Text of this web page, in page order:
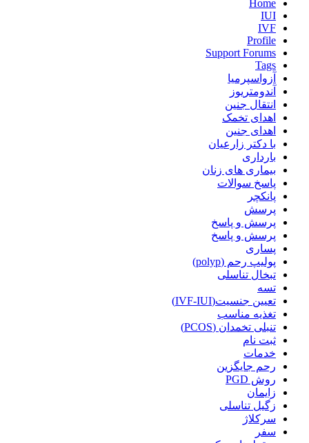
Home
IUI
IVF
Profile
Support Forums
Tags
آزواسپرمیا
آندومتریوز
انتقال جنین
اهدای تخمک
اهدای جنین
با دکتر زارعیان
بارداری
بیماری های زنان
پاسخ سوالات
پانکچر
پرسش
پرسش و پاسخ
پرسش و پاسخ
پساری
پولیپ رحم (polyp)
تبخال تناسلی
تسه
تعیین جنسیت(IVF-IUI)
تغذیه مناسب
تنبلی تخمدان (PCOS)
ثبت نام
خدمات
رحم جایگزین
روش PGD
زایمان
زگیل تناسلی
سرکلاژ
سفر